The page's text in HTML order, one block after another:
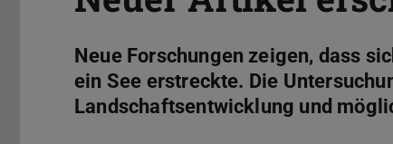
Neue Forschungen zeigen, dass
ein See erstreckte. Die
Landschaftsentwicklung und